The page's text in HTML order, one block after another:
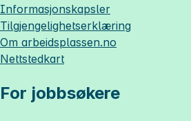
Informasjonskapsler
Tilgjengelighetserklæring
Om arbeidsplassen.no
Nettstedkart
For jobbsøkere